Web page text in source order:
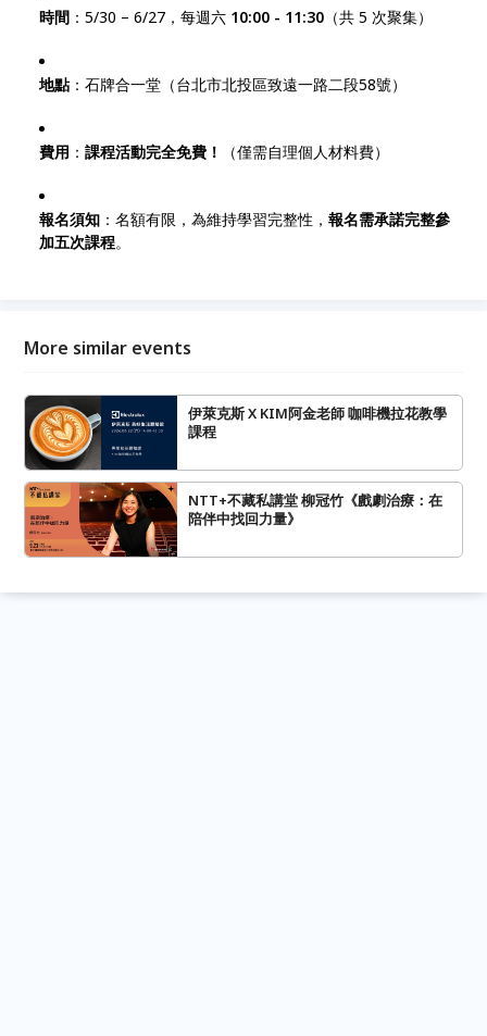
時間 ：5/30 – 6/27，每週六 10:00 - 11:30 （共 5 次聚集）
地點：石牌合一堂（台北市北投區致遠一路二段58號）
費用 ：課程活動完全免費！ （僅需自理個人材料費）
報名須知 ：名額有限，為維持學習完整性，報名需承諾完整參
加五次課程。
More similar events
伊萊克斯 X KIM阿金老師 咖啡機拉花教學
課程
NTT+不藏私講堂 柳冠竹《戲劇治療：在
陪伴中找回力量》